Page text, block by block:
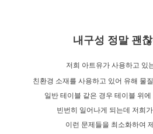
내구성 정말 괜
저희 아트유가 사용하고 있
친환경 소재를 사용하고 있어 유해 물
일반 테이블 같은 경우 테이블 위
빈번히 일어나게 되는데 저희
이런 문제들을 최소화하여